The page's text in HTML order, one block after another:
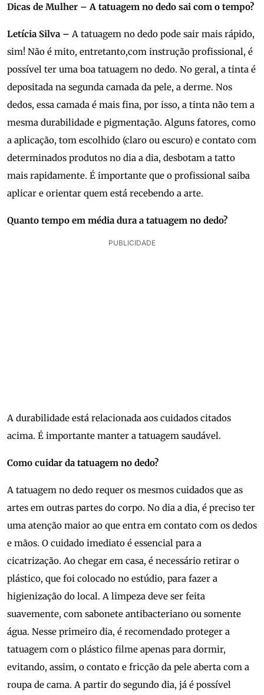
Dicas de Mulher – A tatuagem no dedo sai com o tempo?
Letícia Silva – A tatuagem no dedo pode sair mais rápido,
sim! Não é mito, entretanto,com instrução profissional, é
possível ter uma boa tatuagem no dedo. No geral, a tinta é
depositada na segunda camada da pele, a derme. Nos
dedos, essa camada é mais fina, por isso, a tinta não tem a
mesma durabilidade e pigmentação. Alguns fatores, como
a aplicação, tom escolhido (claro ou escuro) e contato com
determinados produtos no dia a dia, desbotam a tatto
mais rapidamente. É importante que o profissional saiba
aplicar e orientar quem está recebendo a arte.
Quanto tempo em média dura a tatuagem no dedo?
PUBLICIDADE
A durabilidade está relacionada aos cuidados citados
acima. É importante manter a tatuagem saudável.
Como cuidar da tatuagem no dedo?
A tatuagem no dedo requer os mesmos cuidados que as
artes em outras partes do corpo. No dia a dia, é preciso ter
uma atenção maior ao que entra em contato com os dedos
e mãos. O cuidado imediato é essencial para a
cicatrização. Ao chegar em casa, é necessário retirar o
plástico, que foi colocado no estúdio, para fazer a
higienização do local. A limpeza deve ser feita
suavemente, com sabonete antibacteriano ou somente
água. Nesse primeiro dia, é recomendado proteger a
tatuagem com o plástico filme apenas para dormir,
evitando, assim, o contato e fricção da pele aberta com a
roupa de cama. A partir do segundo dia, já é possível